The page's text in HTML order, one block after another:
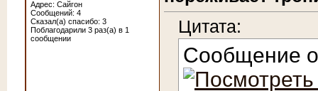
Адрес: Сайгон
Сообщений: 4
Сказал(а) спасибо: 3
Поблагодарили 3 раз(а) в 1
сообщении
Цитата:
Сообщение